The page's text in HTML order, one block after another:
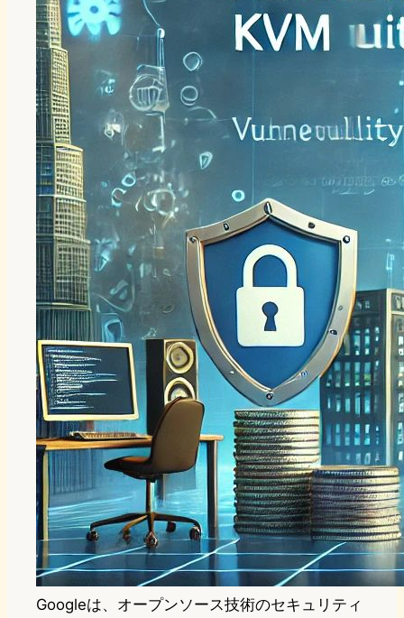
Googleは、オープンソース技術のセキュリティ